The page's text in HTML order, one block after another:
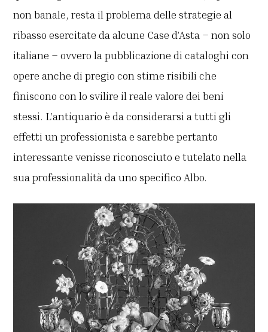
non banale, resta il problema delle strategie al
ribasso esercitate da alcune Case d’Asta – non solo
italiane – ovvero la pubblicazione di cataloghi con
opere anche di pregio con stime risibili che
finiscono con lo svilire il reale valore dei beni
stessi. L’antiquario è da considerarsi a tutti gli
effetti un professionista e sarebbe pertanto
interessante venisse riconosciuto e tutelato nella
sua professionalità da uno specifico Albo.